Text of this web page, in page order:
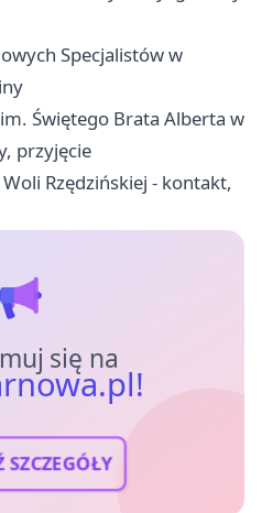
Specjalistów w
Świętego Brata Alberta w
przyjęcie
Rzędzińskiej - kontakt,
się na
SZCZEGÓŁY